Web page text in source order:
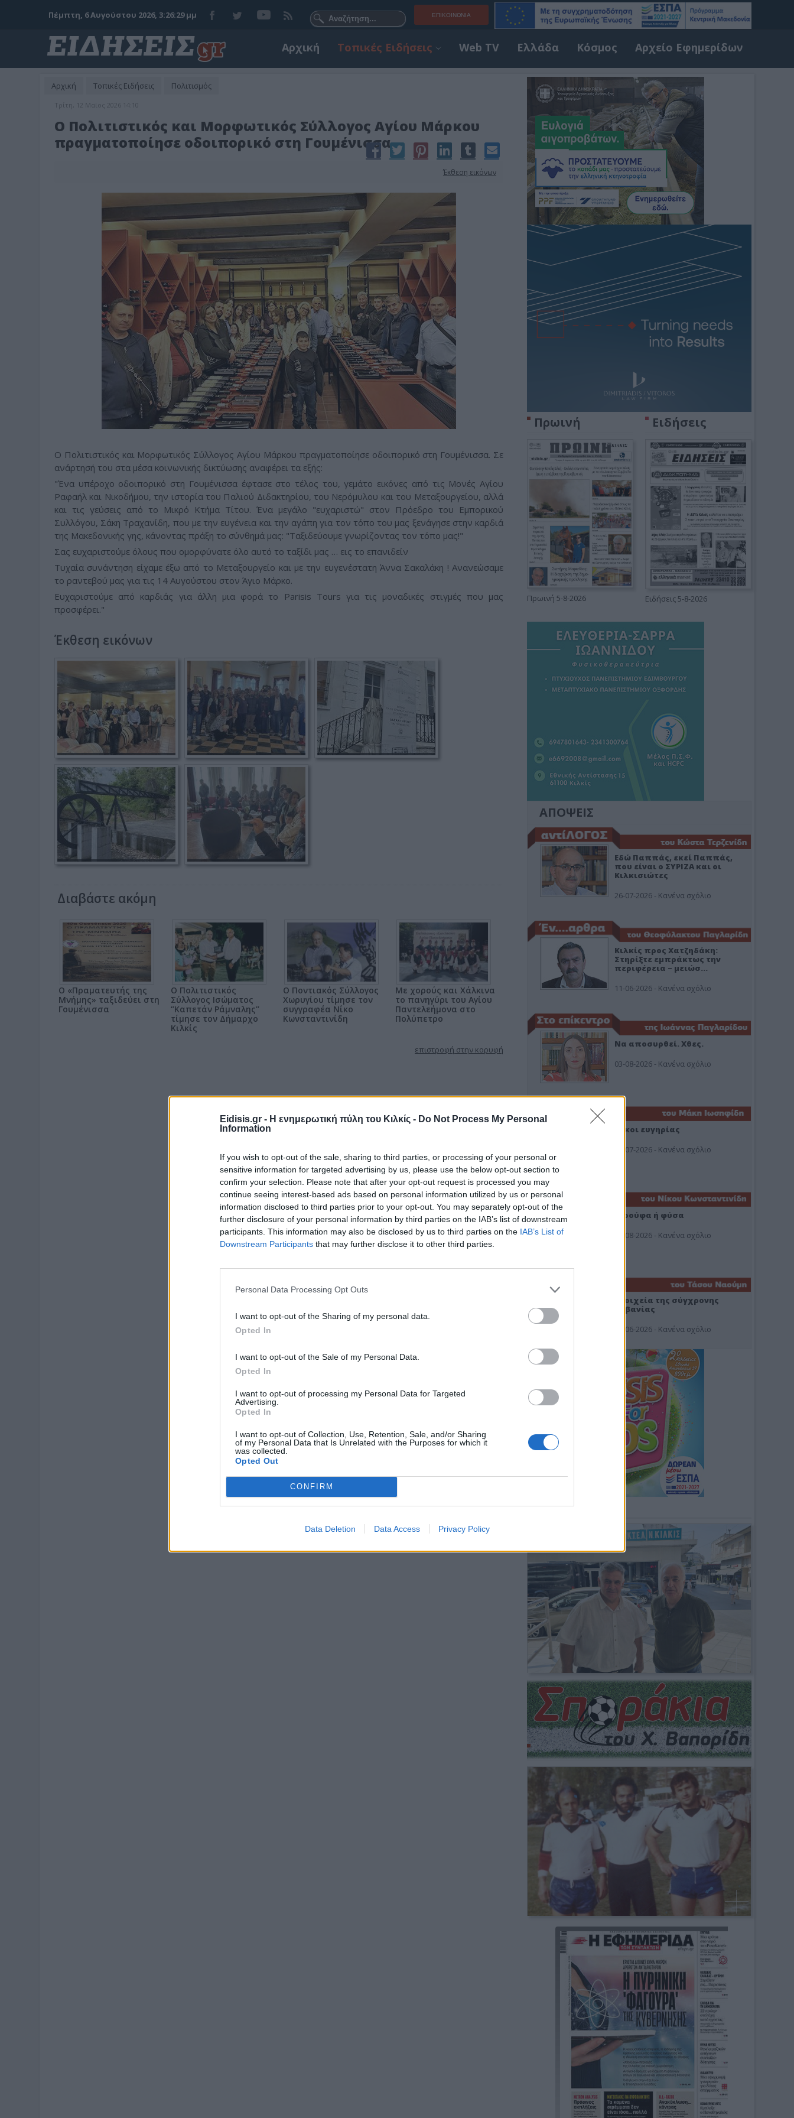
Eidisis.gr - Η ενημερωτική πύλη του Κιλκίς - Do Not Process My Personal
Information
If you wish to opt-out of the sale, sharing to third parties, or processing of your personal or
sensitive information for targeted advertising by us, please use the below opt-out section to
confirm your selection. Please note that after your opt-out request is processed you may
continue seeing interest-based ads based on personal information utilized by us or personal
information disclosed to third parties prior to your opt-out. You may separately opt-out of the
further disclosure of your personal information by third parties on the IAB’s list of downstream
participants. This information may also be disclosed by us to third parties on the IAB’s List of
Downstream Participants that may further disclose it to other third parties.
Personal Data Processing Opt Outs
I want to opt-out of the Sharing of my personal data.
Opted In
I want to opt-out of the Sale of my Personal Data.
Opted In
I want to opt-out of processing my Personal Data for Targeted
Advertising.
Opted In
I want to opt-out of Collection, Use, Retention, Sale, and/or Sharing
of my Personal Data that Is Unrelated with the Purposes for which it
was collected.
Opted Out
CONFIRM
Data Deletion Data Access Privacy Policy
ΕΠΙΚΟΙΝΩΝΊΑ
Πέμπτη, 6 Αυγούστου 2026, 3:26:31 μμ
Αρχική Τοπικές Ειδήσεις Web TV Ελλάδα Κόσμος Αρχείο Εφημερίδων
Αρχική Τοπικές Ειδήσεις Πολιτισμός
Τρίτη, 12 Μαϊος 2026 14:10
Ο Πολιτιστικός και Μορφωτικός Σύλλογος Αγίου Μάρκου
πραγματοποίησε οδοιπορικό στη Γουμένισσα
Έκθεση εικόνων
Ο Πολιτιστικός και Μορφωτικός Σύλλογος Αγίου Μάρκου πραγματοποίησε οδοιπορικό στη Γουμένισσα. Σε
ανάρτησή του στα μέσα κοινωνικής δικτύωσης αναφέρει τα εξής:
"Ένα υπέροχο οδοιπορικό στη Γουμένισσα έφτασε στο τέλος του, γεμάτο εικόνες από τις Μονές Αγίου
Ραφαήλ και Νικοδήμου, την ιστορία του Παλιού Διδακτηρίου, του Νερόμυλου και του Μεταξουργείου, αλλά
και τις γεύσεις από το Μικρό Κτήμα Τίτου. Ένα μεγάλο "ευχαριστώ" στον Πρόεδρο του Εμπορικού
Συλλόγου, Σάκη Τραχανίδη, που με την ευγένεια και την αγάπη για τον τόπο του μας ξενάγησε στην καρδιά
της Μακεδονικής γης, κάνοντας πράξη το σύνθημά μας: "Ταξιδεύουμε γνωρίζοντας τον τόπο μας!"
Σας ευχαριστούμε όλους που ομορφύνατε όλο αυτό το ταξίδι μας … εις το επανιδείν
Τυχαία συνάντηση είχαμε έξω από το Μεταξουργείο και με την ευγενέστατη Άννα Σακαλάκη ! Ανανεώσαμε
το ραντεβού μας για τις 14 Αυγούστου στον Άγιο Μάρκο.
Ευχαριστούμε από καρδιάς για άλλη μια φορά το Parisis Tours για τις μοναδικές στιγμές που μας
προσφέρει."
Έκθεση εικόνων
Διαβάστε ακόμη
Ο «Πραματευτής της
Μνήμης» ταξιδεύει στη
Γουμένισσα
Ο Πολιτιστικός
Σύλλογος Ισώματος
‘’Καπετάν Ράμναλης’’
τίμησε τον Δήμαρχο
Κιλκίς
Ο Ποντιακός Σύλλογος
Χωρυγίου τίμησε τον
συγγραφέα Νίκο
Κωνσταντινίδη
Με χορούς και Χάλκινα
το πανηγύρι του Αγίου
Παντελεήμονα στο
Πολύπετρο
επιστροφή στην κορυφή
Πρωινή
Πρωινή 5-8-2026
Ειδήσεις
Ειδήσεις 5-8-2026
ΑΠΟΨΕΙΣ
Εδώ Παππάς, εκεί Παππάς,
που είναι ο ΣΥΡΙΖΑ και οι
Κιλκισιώτες
26-07-2026 - Κανένα σχόλιο
Κιλκίς προς Χατζηδάκη:
Στηρίξτε εμπράκτως την
περιφέρεια – μειώσ…
11-06-2026 - Κανένα σχόλιο
Να αποσυρθεί. Χθες.
03-08-2026 - Κανένα σχόλιο
Οίκοι ευγηρίας
24-07-2026 - Κανένα σχόλιο
Ή ρούφα ή φύσα
03-08-2026 - Κανένα σχόλιο
Στοιχεία της σύγχρονης
Αλβανίας
19-06-2026 - Κανένα σχόλιο
Φωτοσχόλιο